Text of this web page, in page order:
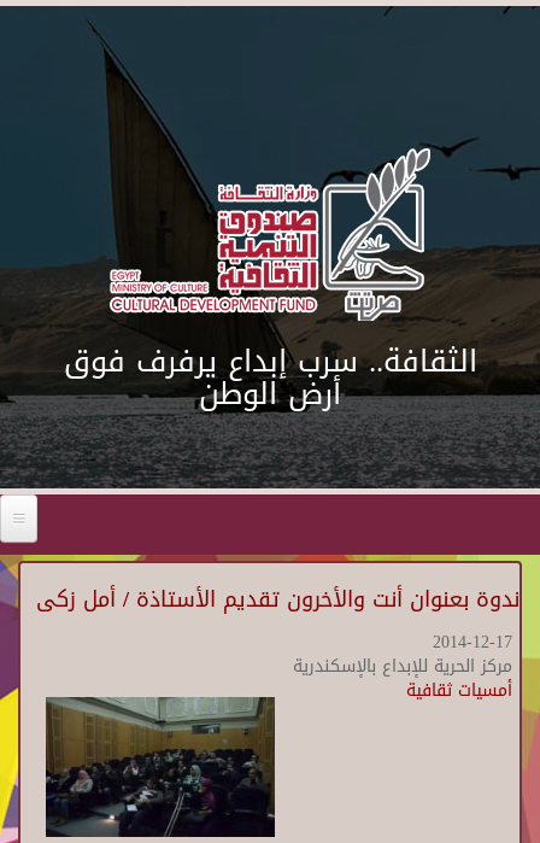
Skip to main content
الثقافة.. سرب إبداع يرفرف فوق
أرض الوطن
ندوة بعنوان أنت والأخرون تقديم الأستاذة / أمل زكى
2014-12-17
مركز الحرية للإبداع بالإسكندرية
أمسيات ثقافية